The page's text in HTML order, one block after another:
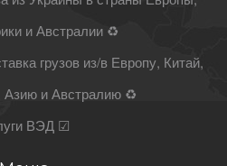
и Австралии ♻
грузов из/в Европу, Китай,
и Австралию ♻
ВЭД ☑